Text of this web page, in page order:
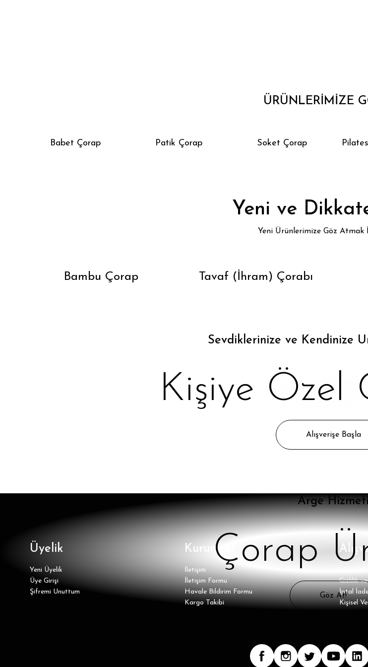
ÜRÜNLERİMİZE
Babet Çorap Patik Çorap Soket Çorap
Yeni ve
Yeni Ürünlerimize Göz Atmak
Bambu Çorap Tavaf (İhram) Çorabı
Sevdiklerinize ve Kendinize
Kişiye Özel
Alışverişe Başla
Arge
Çorap
Göz At!
Üyelik
Yeni Üyelik
Üye Girişi
Şifremi Unuttum
Kurumsal
İletişim
İletişim Formu
Havale Bildirim Formu
Kargo Takibi
Mesafeli
Gizlilik
İptal
Kişisel